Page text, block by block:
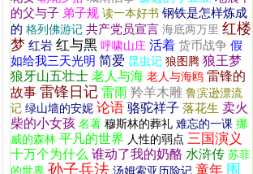
的父与子 弟子规 读一本好书 钢铁是怎样炼成
的 格列佛游记 共产党员宣言 海底两万里 红楼
梦 红岩 红与黑 呼啸山庄 活着 货币战争 假
如给我三天光明 简爱 昆虫记 狼图腾 狼王梦
狼牙山五壮士 老人与海 老人与海鸥 雷锋的
故事 雷锋日记 雷雨 羚羊木雕 鲁滨逊漂流
记 绿山墙的安妮 论语 骆驼祥子 落花生 卖火
柴的小女孩 名著 穆斯林的葬礼 难忘的一课 挪
威的森林 平凡的世界 人性的弱点 三国演义
十万个为什么 谁动了我的奶酪 水浒传 苏菲
的世界 孙子兵法 汤姆索亚历险记 童年 围